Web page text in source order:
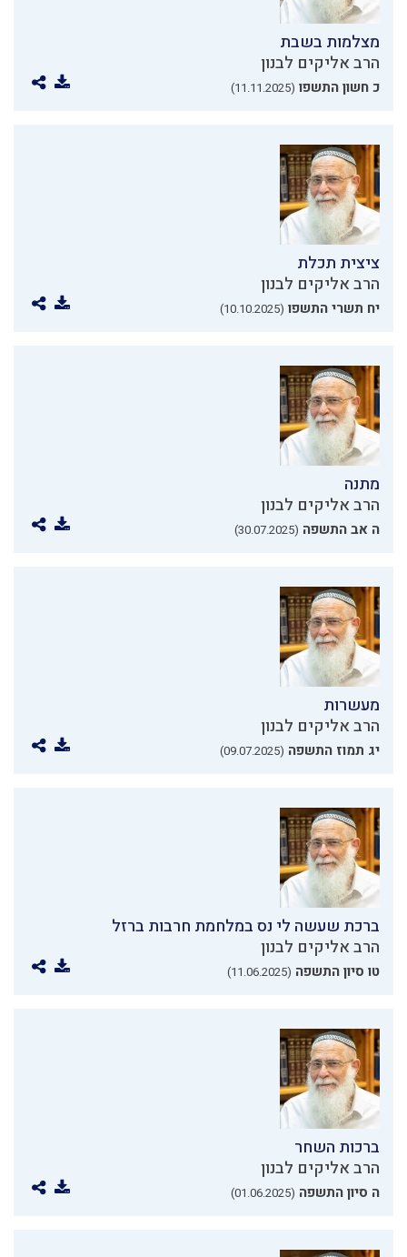
מצלמות בשבת
הרב אליקים לבנון
כ חשון התשפו (11.11.2025)
ציצית תכלת
הרב אליקים לבנון
יח תשרי התשפו (10.10.2025)
מתנה
הרב אליקים לבנון
ה אב התשפה (30.07.2025)
מעשרות
הרב אליקים לבנון
יג תמוז התשפה (09.07.2025)
ברכת שעשה לי נס במלחמת חרבות ברזל
הרב אליקים לבנון
טו סיון התשפה (11.06.2025)
ברכות השחר
הרב אליקים לבנון
ה סיון התשפה (01.06.2025)